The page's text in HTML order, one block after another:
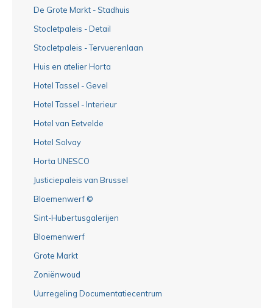
De Grote Markt - Stadhuis
Stocletpaleis - Detail
Stocletpaleis - Tervuerenlaan
Huis en atelier Horta
Hotel Tassel - Gevel
Hotel Tassel - Interieur
Hotel van Eetvelde
Hotel Solvay
Horta UNESCO
Justiciepaleis van Brussel
Bloemenwerf ©
Sint-Hubertusgalerijen
Bloemenwerf
Grote Markt
Zoniënwoud
Uurregeling Documentatiecentrum